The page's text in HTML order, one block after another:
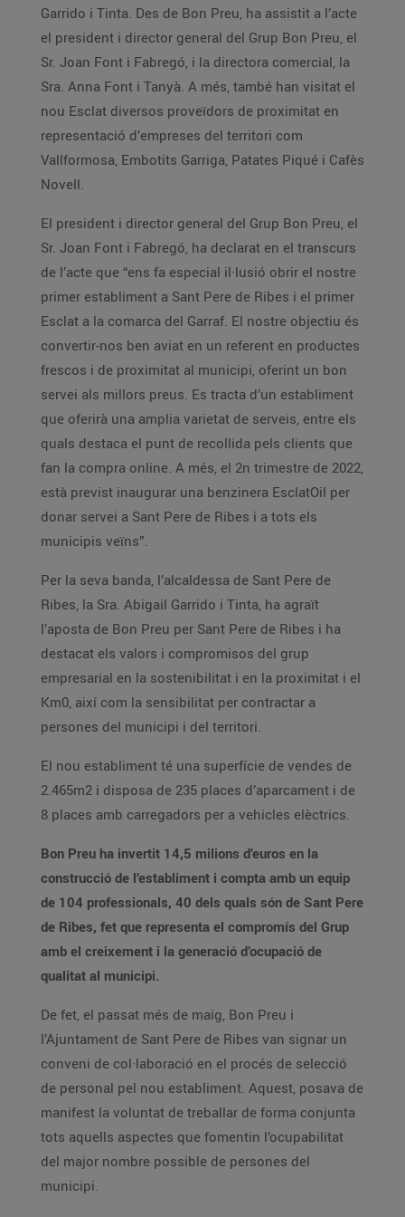
Garrido i Tinta. Des de Bon Preu, ha assistit a l’acte
el president i director general del Grup Bon Preu, el
Sr. Joan Font i Fabregó, i la directora comercial, la
Sra. Anna Font i Tanyà. A més, també han visitat el
nou Esclat diversos proveïdors de proximitat en
representació d’empreses del territori com
Vallformosa, Embotits Garriga, Patates Piqué i Cafès
Novell.
El president i director general del Grup Bon Preu, el
Sr. Joan Font i Fabregó, ha declarat en el transcurs
de l’acte que “ens fa especial il·lusió obrir el nostre
primer establiment a Sant Pere de Ribes i el primer
Esclat a la comarca del Garraf. El nostre objectiu és
convertir-nos ben aviat en un referent en productes
frescos i de proximitat al municipi, oferint un bon
servei als millors preus. Es tracta d’un establiment
que oferirà una amplia varietat de serveis, entre els
quals destaca el punt de recollida pels clients que
fan la compra online. A més, el 2n trimestre de 2022,
està previst inaugurar una benzinera EsclatOil per
donar servei a Sant Pere de Ribes i a tots els
municipis veïns”.
Per la seva banda, l’alcaldessa de Sant Pere de
Ribes, la Sra. Abigail Garrido i Tinta, ha agraït
l’aposta de Bon Preu per Sant Pere de Ribes i ha
destacat els valors i compromisos del grup
empresarial en la sostenibilitat i en la proximitat i el
Km0, així com la sensibilitat per contractar a
persones del municipi i del territori.
El nou establiment té una superfície de vendes de
2.465m2 i disposa de 235 places d’aparcament i de
8 places amb carregadors per a vehicles elèctrics.
Bon Preu ha invertit 14,5 milions d’euros en la
construcció de l’establiment i compta amb un equip
de 104 professionals, 40 dels quals són de Sant Pere
de Ribes, fet que representa el compromís del Grup
amb el creixement i la generació d’ocupació de
qualitat al municipi.
De fet, el passat més de maig, Bon Preu i
l’Ajuntament de Sant Pere de Ribes van signar un
conveni de col·laboració en el procés de selecció
de personal pel nou establiment. Aquest, posava de
manifest la voluntat de treballar de forma conjunta
tots aquells aspectes que fomentin l’ocupabilitat
del major nombre possible de persones del
municipi.